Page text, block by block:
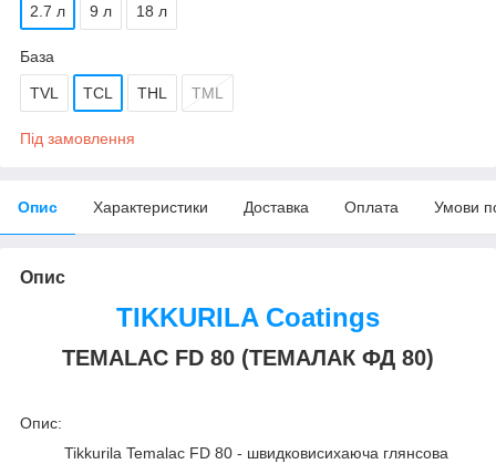
2.7 л 9 л 18 л
База
TVL TCL THL TML
Під замовлення
Опис Характеристики Доставка Оплата Умови
Опис
TIKKURILA Coatings
TEMALAC FD 80 (ТЕМАЛАК ФД 80)
Опис:
Tikkurila Temalac FD 80 - швидковисихаюча глянсова